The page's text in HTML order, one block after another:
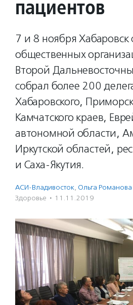
пациентов
7 и 8 ноября Хабаровск
общественных
Второй
собрал более 200
Хабаровского,
Камчатского краев,
автономной области,
Иркутской областей,
и Саха-Якутия.
АСИ-Владивосток, Ольга
Здоровье · 11.11.2019